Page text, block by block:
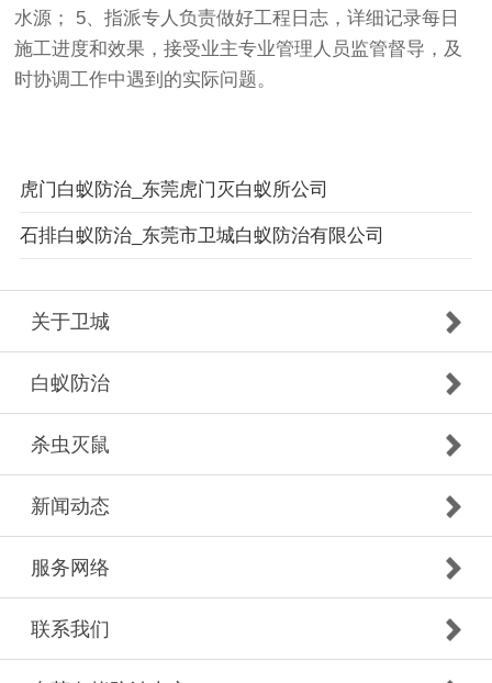
水源； 5、指派专人负责做好工程日志，详细记录每日
施工进度和效果，接受业主专业管理人员监管督导，及
时协调工作中遇到的实际问题。
虎门白蚁防治_东莞虎门灭白蚁所公司
石排白蚁防治_东莞市卫城白蚁防治有限公司
关于卫城
白蚁防治
杀虫灭鼠
新闻动态
服务网络
联系我们